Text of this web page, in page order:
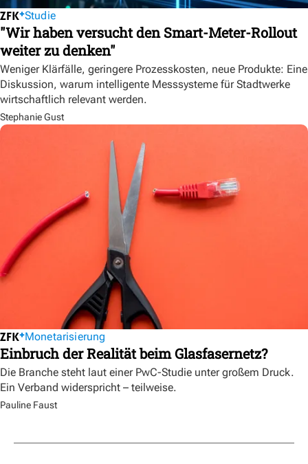
Studie
"Wir haben versucht den Smart-Meter-Rollout
weiter zu denken"
Weniger Klärfälle, geringere Prozesskosten, neue Produkte: Eine
Diskussion, warum intelligente Messsysteme für Stadtwerke
wirtschaftlich relevant werden.
Stephanie Gust
Monetarisierung
Einbruch der Realität beim Glasfasernetz?
Die Branche steht laut einer PwC-Studie unter großem Druck.
Ein Verband widerspricht – teilweise.
Pauline Faust